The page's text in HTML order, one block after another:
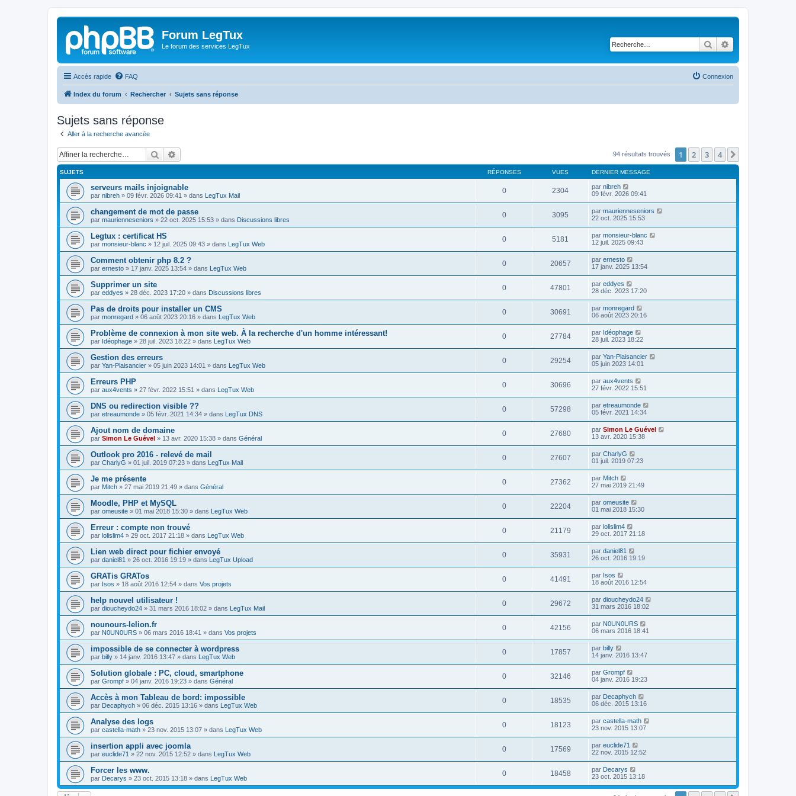
Forum LegTux
Le forum des services LegTux Rechercher
Accès rapide FAQ Connexion
Index du forum Rechercher Sujets sans réponse
Sujets sans réponse
Aller à la recherche avancée
Rechercher 94 résultats trouvés 1 2 3 4
SUJETS RÉPONSES VUES DERNIER MESSAGE
serveurs mails injoignable
par nibreh » 09 févr. 2026 09:41 » dans LegTux Mail
0 2304 par nibreh
09 févr. 2026 09:41
changement de mot de passe
par maurienneseniors » 22 oct. 2025 15:53 » dans Discussions libres
0 3095 par maurienneseniors
22 oct. 2025 15:53
Legtux : certificat HS
par monsieur-blanc » 12 juil. 2025 09:43 » dans LegTux Web
0 5181 par monsieur-blanc
12 juil. 2025 09:43
Comment obtenir php 8.2 ?
par ernesto » 17 janv. 2025 13:54 » dans LegTux Web
0 20657 par ernesto
17 janv. 2025 13:54
Supprimer un site
par eddyes » 28 déc. 2023 17:20 » dans Discussions libres
0 47801 par eddyes
28 déc. 2023 17:20
Pas de droits pour installer un CMS
par monregard » 06 août 2023 20:16 » dans LegTux Web
0 30691 par monregard
06 août 2023 20:16
Problème de connexion à mon site web. À la recherche d'un homme intéressant!
par Idéophage » 28 juil. 2023 18:22 » dans LegTux Web
0 27784 par Idéophage
28 juil. 2023 18:22
Gestion des erreurs
par Yan-Plaisancier » 05 juin 2023 14:01 » dans LegTux Web
0 29254 par Yan-Plaisancier
05 juin 2023 14:01
Erreurs PHP
par aux4vents » 27 févr. 2022 15:51 » dans LegTux Web
0 30696 par aux4vents
27 févr. 2022 15:51
DNS ou redirection visible ??
par etreaumonde » 05 févr. 2021 14:34 » dans LegTux DNS
0 57298 par etreaumonde
05 févr. 2021 14:34
Ajout nom de domaine
par Simon Le Guével » 13 avr. 2020 15:38 » dans Général
0 27680 par Simon Le Guével
13 avr. 2020 15:38
Outlook pro 2016 - relevé de mail
par CharlyG » 01 juil. 2019 07:23 » dans LegTux Mail
0 27607 par CharlyG
01 juil. 2019 07:23
Je me présente
par Mitch » 27 mai 2019 21:49 » dans Général
0 27362 par Mitch
27 mai 2019 21:49
Moodle, PHP et MySQL
par omeusite » 01 mai 2018 15:30 » dans LegTux Web
0 22204 par omeusite
01 mai 2018 15:30
Erreur : compte non trouvé
par lolislim4 » 29 oct. 2017 21:18 » dans LegTux Web
0 21179 par lolislim4
29 oct. 2017 21:18
Lien web direct pour fichier envoyé
par daniel81 » 26 oct. 2016 19:19 » dans LegTux Upload
0 35931 par daniel81
26 oct. 2016 19:19
GRATis GRATos
par Isos » 18 août 2016 12:54 » dans Vos projets
0 41491 par Isos
18 août 2016 12:54
help nouvel utilisateur !
par dioucheydo24 » 31 mars 2016 18:02 » dans LegTux Mail
0 29672 par dioucheydo24
31 mars 2016 18:02
nounours-lelion.fr
par N0UN0URS » 06 mars 2016 18:41 » dans Vos projets
0 42156 par N0UN0URS
06 mars 2016 18:41
impossible de se connecter à wordpress
par billy » 14 janv. 2016 13:47 » dans LegTux Web
0 17857 par billy
14 janv. 2016 13:47
Solution globale : PC, cloud, smartphone
par Grompf » 04 janv. 2016 19:23 » dans Général
0 32146 par Grompf
04 janv. 2016 19:23
Accès à mon Tableau de bord: impossible
par Decaphych » 06 déc. 2015 13:16 » dans LegTux Web
0 18535 par Decaphych
06 déc. 2015 13:16
Analyse des logs
par castella-math » 23 nov. 2015 13:07 » dans LegTux Web
0 18123 par castella-math
23 nov. 2015 13:07
insertion appli avec joomla
par euclide71 » 22 nov. 2015 12:52 » dans LegTux Web
0 17569 par euclide71
22 nov. 2015 12:52
Forcer les www.
par Decarys » 23 oct. 2015 13:18 » dans LegTux Web
0 18458 par Decarys
23 oct. 2015 13:18